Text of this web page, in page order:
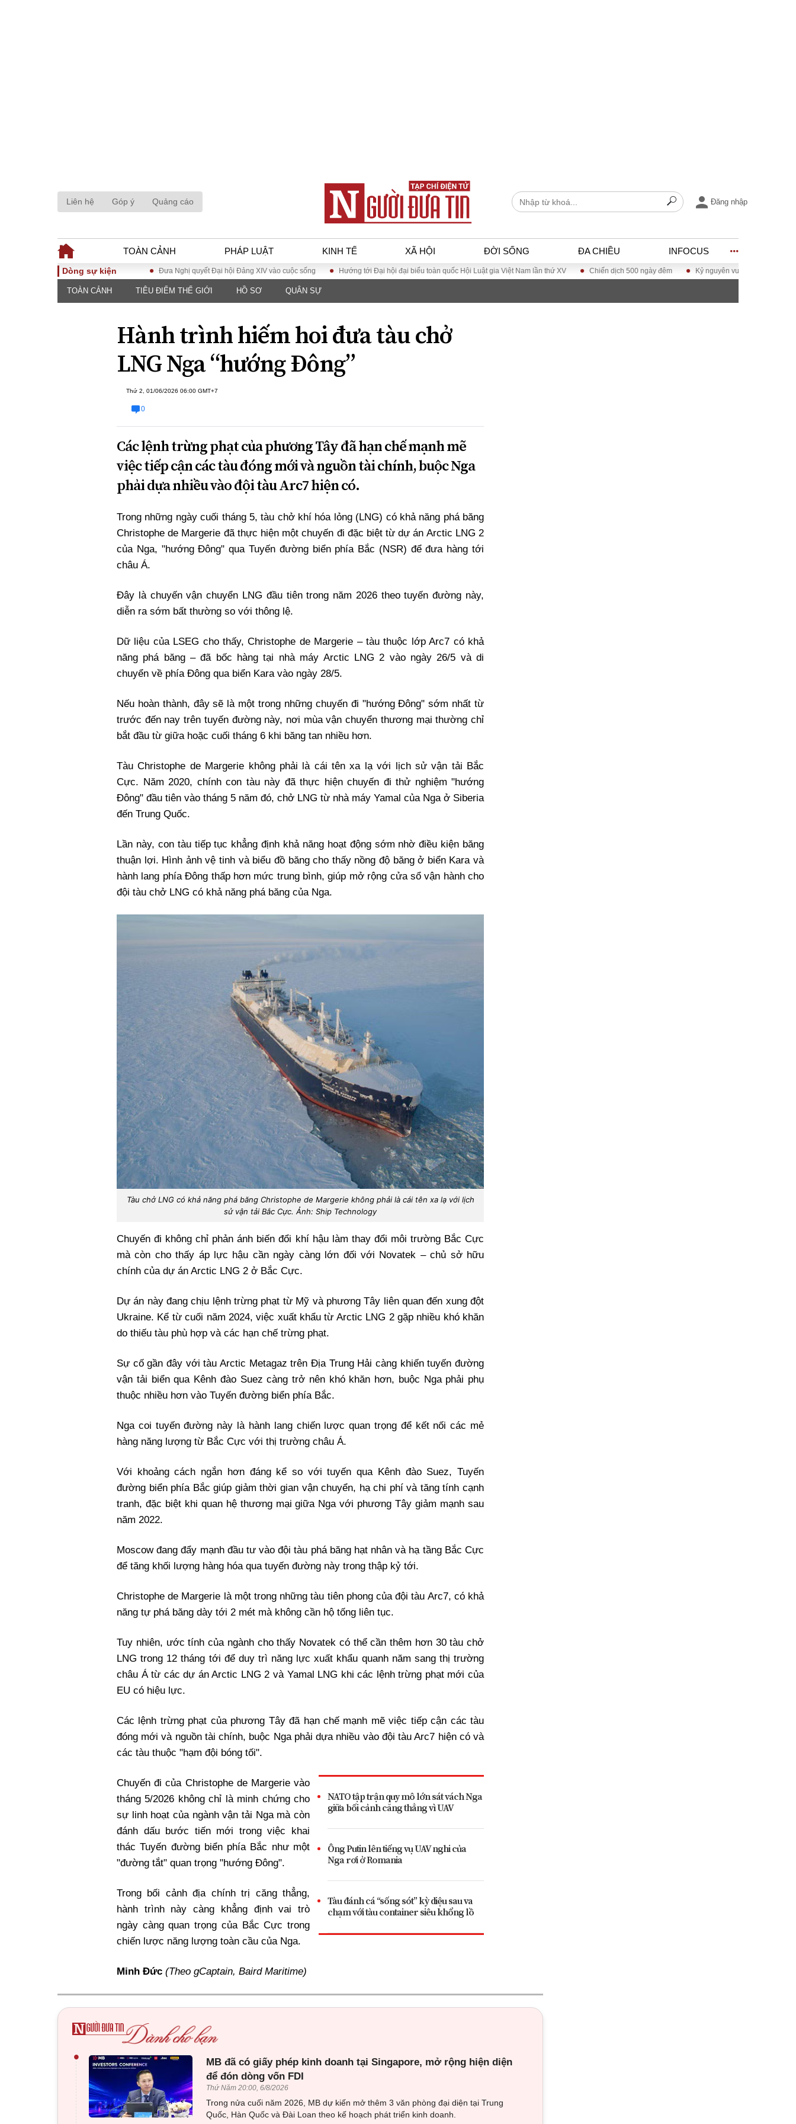
Liên hệ Góp ý Quảng cáo Đăng nhập
TOÀN CẢNH PHÁP LUẬT KINH TẾ XÃ HỘI ĐỜI SỐNG ĐA CHIỀU INFOCUS
TOÀN CẢNH
Chính sách
Đối thoại
PHÁP LUẬT
luật
Góc nhìn luật gia
Hồ sơ điều tra
Tiếng nói công dân
Tài chính - Ngân
hàng
luận
Công nghệ
Quan điểm
Xi nhan Trái Phải
Bạn đọc viết
Dòng sự kiện
lệ thứ nhất, Quốc hội khóa XVI Đưa Nghị quyết Đại hội Đảng XIV vào cuộc sống Hướng tới Đại hội đại biểu toàn quốc Hội Luật gia Việt Nam lần thứ XV Chiến dịch 500 ngày đêm Kỷ nguyên vươn mình của dân tộc Việt
TOÀN CẢNH TIÊU ĐIỂM THẾ GIỚI HỒ SƠ QUÂN SỰ
Hành trình hiếm hoi đưa tàu chở
LNG Nga “hướng Đông”
Thứ 2, 01/06/2026 06:00 GMT+7
0
Các lệnh trừng phạt của phương Tây đã hạn chế mạnh mẽ
việc tiếp cận các tàu đóng mới và nguồn tài chính, buộc Nga
phải dựa nhiều vào đội tàu Arc7 hiện có.
Trong những ngày cuối tháng 5, tàu chở khí hóa lỏng (LNG) có khả năng phá băng
Christophe de Margerie đã thực hiện một chuyến đi đặc biệt từ dự án Arctic LNG 2
của Nga, "hướng Đông" qua Tuyến đường biển phía Bắc (NSR) để đưa hàng tới
châu Á.
Đây là chuyến vận chuyển LNG đầu tiên trong năm 2026 theo tuyến đường này,
diễn ra sớm bất thường so với thông lệ.
Dữ liệu của LSEG cho thấy, Christophe de Margerie – tàu thuộc lớp Arc7 có khả
năng phá băng – đã bốc hàng tại nhà máy Arctic LNG 2 vào ngày 26/5 và di
chuyển về phía Đông qua biển Kara vào ngày 28/5.
Nếu hoàn thành, đây sẽ là một trong những chuyến đi "hướng Đông" sớm nhất từ
trước đến nay trên tuyến đường này, nơi mùa vận chuyển thương mại thường chỉ
bắt đầu từ giữa hoặc cuối tháng 6 khi băng tan nhiều hơn.
Tàu Christophe de Margerie không phải là cái tên xa lạ với lịch sử vận tải Bắc
Cực. Năm 2020, chính con tàu này đã thực hiện chuyến đi thử nghiệm "hướng
Đông" đầu tiên vào tháng 5 năm đó, chở LNG từ nhà máy Yamal của Nga ở Siberia
đến Trung Quốc.
Lần này, con tàu tiếp tục khẳng định khả năng hoạt động sớm nhờ điều kiện băng
thuận lợi. Hình ảnh vệ tinh và biểu đồ băng cho thấy nồng độ băng ở biển Kara và
hành lang phía Đông thấp hơn mức trung bình, giúp mở rộng cửa sổ vận hành cho
đội tàu chở LNG có khả năng phá băng của Nga.
Tàu chở LNG có khả năng phá băng Christophe de Margerie không phải là cái tên xa lạ với lịch
sử vận tải Bắc Cực. Ảnh: Ship Technology
Chuyến đi không chỉ phản ánh biến đổi khí hậu làm thay đổi môi trường Bắc Cực
mà còn cho thấy áp lực hậu cần ngày càng lớn đối với Novatek – chủ sở hữu
chính của dự án Arctic LNG 2 ở Bắc Cực.
Dự án này đang chịu lệnh trừng phạt từ Mỹ và phương Tây liên quan đến xung đột
Ukraine. Kể từ cuối năm 2024, việc xuất khẩu từ Arctic LNG 2 gặp nhiều khó khăn
do thiếu tàu phù hợp và các hạn chế trừng phạt.
Sự cố gần đây với tàu Arctic Metagaz trên Địa Trung Hải càng khiến tuyến đường
vận tải biển qua Kênh đào Suez càng trở nên khó khăn hơn, buộc Nga phải phụ
thuộc nhiều hơn vào Tuyến đường biển phía Bắc.
Nga coi tuyến đường này là hành lang chiến lược quan trọng để kết nối các mẻ
hàng năng lượng từ Bắc Cực với thị trường châu Á.
Với khoảng cách ngắn hơn đáng kể so với tuyến qua Kênh đào Suez, Tuyến
đường biển phía Bắc giúp giảm thời gian vận chuyển, hạ chi phí và tăng tính cạnh
tranh, đặc biệt khi quan hệ thương mại giữa Nga với phương Tây giảm mạnh sau
năm 2022.
Moscow đang đẩy mạnh đầu tư vào đội tàu phá băng hạt nhân và hạ tầng Bắc Cực
để tăng khối lượng hàng hóa qua tuyến đường này trong thập kỷ tới.
Christophe de Margerie là một trong những tàu tiên phong của đội tàu Arc7, có khả
năng tự phá băng dày tới 2 mét mà không cần hộ tống liên tục.
Tuy nhiên, ước tính của ngành cho thấy Novatek có thể cần thêm hơn 30 tàu chở
LNG trong 12 tháng tới để duy trì năng lực xuất khẩu quanh năm sang thị trường
châu Á từ các dự án Arctic LNG 2 và Yamal LNG khi các lệnh trừng phạt mới của
EU có hiệu lực.
Các lệnh trừng phạt của phương Tây đã hạn chế mạnh mẽ việc tiếp cận các tàu
đóng mới và nguồn tài chính, buộc Nga phải dựa nhiều vào đội tàu Arc7 hiện có và
các tàu thuộc "hạm đội bóng tối".
NATO tập trận quy mô lớn sát vách Nga
giữa bối cảnh căng thẳng vì UAV
Ông Putin lên tiếng vụ UAV nghi của
Nga rơi ở Romania
Tàu đánh cá “sống sót” kỳ diệu sau va
chạm với tàu container siêu khổng lồ
Chuyến đi của Christophe de Margerie vào
tháng 5/2026 không chỉ là minh chứng cho
sự linh hoạt của ngành vận tải Nga mà còn
đánh dấu bước tiến mới trong việc khai
thác Tuyến đường biển phía Bắc như một
"đường tắt" quan trọng "hướng Đông".
Trong bối cảnh địa chính trị căng thẳng,
hành trình này càng khẳng định vai trò
ngày càng quan trọng của Bắc Cực trong
chiến lược năng lượng toàn cầu của Nga.
Minh Đức (Theo gCaptain, Baird Maritime)
•
MB đã có giấy phép kinh doanh tại Singapore, mở rộng hiện diện
để đón dòng vốn FDI
Thứ Năm 20:00, 6/8/2026
Trong nửa cuối năm 2026, MB dự kiến mở thêm 3 văn phòng đại diện tại Trung
Quốc, Hàn Quốc và Đài Loan theo kế hoạch phát triển kinh doanh.